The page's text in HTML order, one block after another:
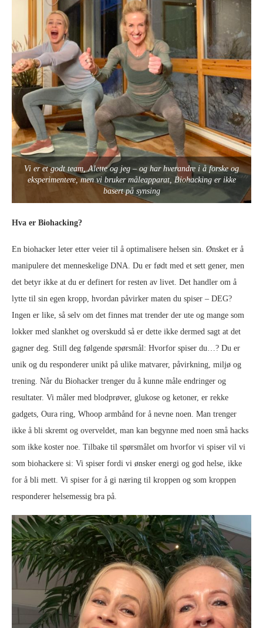
Vi er et godt team, Alette og jeg – og har hverandre i å forske og
eksperimentere, men vi bruker måleapparat, Biohacking er ikke
basert på synsing
Hva er Biohacking?
En biohacker leter etter veier til å optimalisere helsen sin. Ønsket er å
manipulere det menneskelige DNA. Du er født med et sett gener, men
det betyr ikke at du er definert for resten av livet. Det handler om å
lytte til sin egen kropp, hvordan påvirker maten du spiser – DEG?
Ingen er like, så selv om det finnes mat trender der ute og mange som
lokker med slankhet og overskudd så er dette ikke dermed sagt at det
gagner deg. Still deg følgende spørsmål: Hvorfor spiser du…? Du er
unik og du responderer unikt på ulike matvarer, påvirkning, miljø og
trening. Når du Biohacker trenger du å kunne måle endringer og
resultater. Vi måler med blodprøver, glukose og ketoner, er rekke
gadgets, Oura ring, Whoop armbånd for å nevne noen. Man trenger
ikke å bli skremt og overveldet, man kan begynne med noen små hacks
som ikke koster noe. Tilbake til spørsmålet om hvorfor vi spiser vil vi
som biohackere si: Vi spiser fordi vi ønsker energi og god helse, ikke
for å bli mett. Vi spiser for å gi næring til kroppen og som kroppen
responderer helsemessig bra på.